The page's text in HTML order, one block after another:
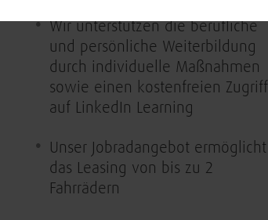
Wir unterstützen die berufliche
und persönliche Weiterbildung
durch individuelle Maßnahmen
sowie einen kostenfreien Zugriff
auf LinkedIn Learning
Unser Jobradangebot ermöglicht
das Leasing von bis zu 2
Fahrrädern